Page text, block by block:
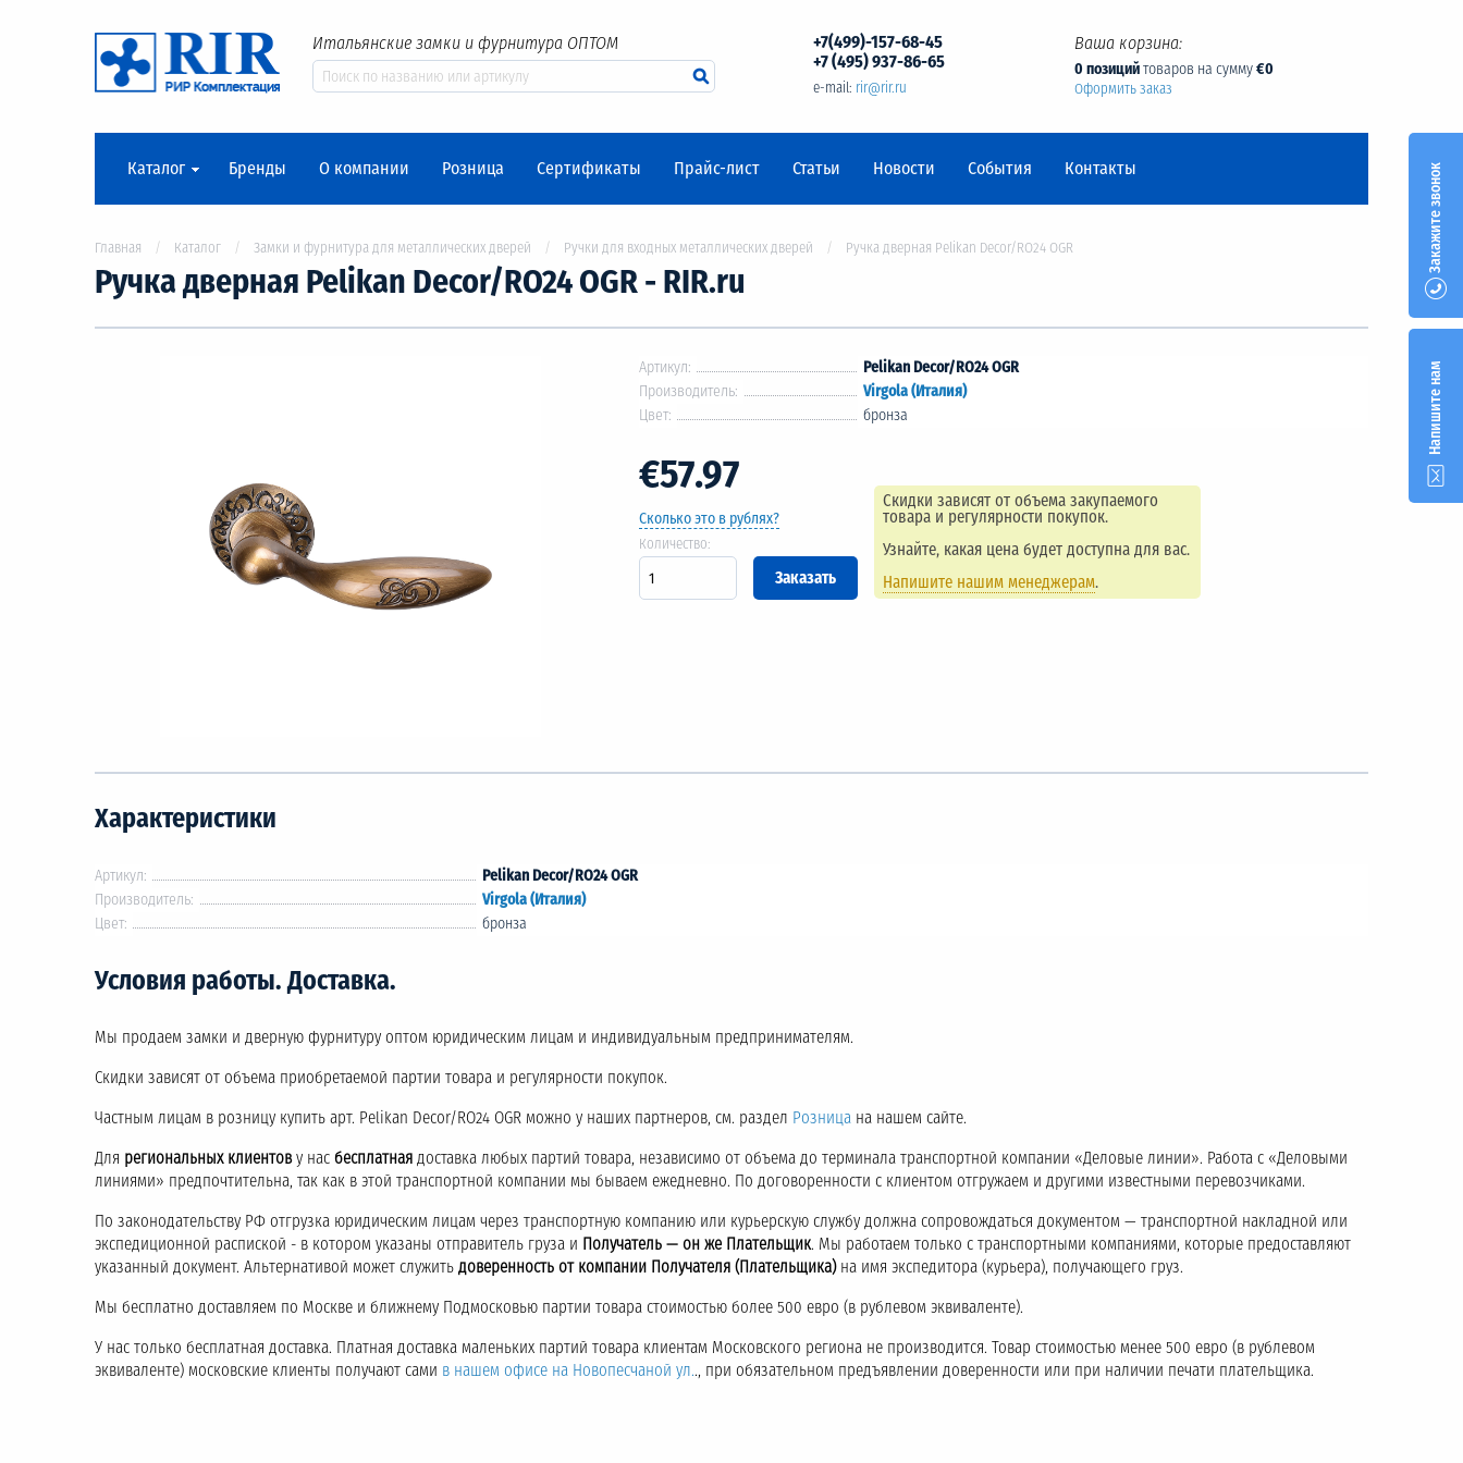
Итальянские замки и фурнитура ОПТОМ
+7(499)-157-68-45
+7 (495) 937-86-65
e-mail: rir@rir.ru
Ваша корзина:
0 позицийтоваров на сумму€0
Оформить заказ
Каталог Бренды О компании Розница Сертификаты Прайс-лист Статьи Новости События Контакты
Главная Каталог Замки и фурнитура для металлических дверей Ручки для входных металлических дверей Ручка дверная Pelikan Decor/RO24 OGR
Ручка дверная Pelikan Decor/RO24 OGR - RIR.ru
Артикул:
Pelikan Decor/RO24 OGR
Производитель:
Virgola (Италия)
Цвет:
бронза
€57.97
Сколько это в рублях?
Количество:
Скидки зависят от объема закупаемого
товара и регулярности покупок.
Узнайте, какая цена будет доступна для вас.
Напишите нашим менеджерам.
Характеристики
Артикул:
Pelikan Decor/RO24 OGR
Производитель:
Virgola (Италия)
Цвет:
бронза
Условия работы. Доставка.
Мы продаем замки и дверную фурнитуру оптом юридическим лицам и индивидуальным предпринимателям.
Скидки зависят от объема приобретаемой партии товара и регулярности покупок.
Частным лицам в розницу купить арт. Pelikan Decor/RO24 OGR можно у наших партнеров, см. раздел Розница на нашем сайте.
Для региональных клиентову нас бесплатная доставка любых партий товара, независимо от объема до терминала транспортной компании «Деловые линии». Работа с «Деловыми
линиями» предпочтительна, так как в этой транспортной компании мы бываем ежедневно. По договоренности с клиентом отгружаем и другими известными перевозчиками.
По законодательству РФ отгрузка юридическим лицам через транспортную компанию или курьерскую службу должна сопровождаться документом — транспортной накладной или
экспедиционной распиской - в котором указаны отправитель груза и Получатель — он же Плательщик. Мы работаем только с транспортными компаниями, которые предоставляют
указанный документ. Альтернативой может служить доверенность от компании Получателя (Плательщика)на имя экспедитора (курьера), получающего груз.
Мы бесплатно доставляем по Москве и ближнему Подмосковью партии товара стоимостью более 500 евро (в рублевом эквиваленте).
У нас только бесплатная доставка. Платная доставка маленьких партий товара клиентам Московского региона не производится. Товар стоимостью менее 500 евро (в рублевом
эквиваленте) московские клиенты получают сами в нашем офисе на Новопесчаной ул.., при обязательном предъявлении доверенности или при наличии печати плательщика.
Закажите звонок
Напишите нам